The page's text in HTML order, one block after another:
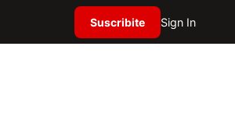
Suscribite Sign In